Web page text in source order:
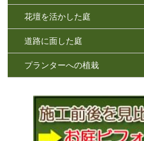
花壇を活かした庭
道路に面した庭
プランターへの植栽